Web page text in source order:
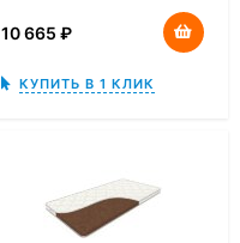
10 665 ₽
КУПИТЬ В 1 КЛИК